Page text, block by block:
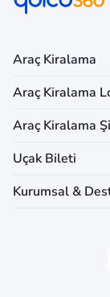
Araç Kiralama
Araç Kiralama
Araç Kiralama
Uçak Bileti
Kurumsal &